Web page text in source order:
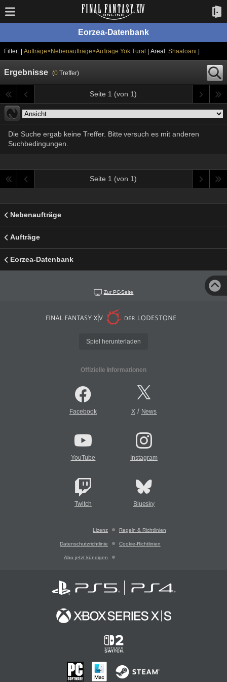
Eorzea-Datenbank
Filter: | Aufträge>Nebenaufträge>Aufträge Yok Tural | Areal:Shaaloani
Ergebnisse (0Treffer)
Seite 1 (von 1)
Die Suche ergab keine Treffer. Bitte versuch es mit anderen
Suchbedingungen.
Seite 1 (von 1)
Nebenaufträge
Aufträge
Eorzea-Datenbank
Zur PC-Seite
Spiel herunterladen
Offizielle Informationen
Facebook X/ News
YouTube Instagram
Twitch Bluesky
Lizenz Regeln & Richtlinien
Datenschutzrichtlinie Cookie-Richtlinien
Abo jetzt kündigen